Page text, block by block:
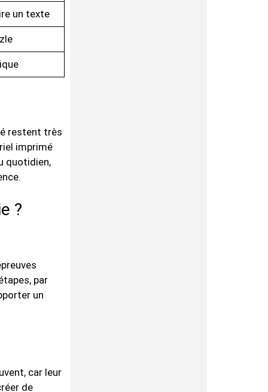
un texte
restent très
imprimé
quotidien,
?
par
un
car leur
de